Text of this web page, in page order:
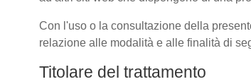
Con l'uso o la consultazione della
relazione alle modalità e alle finalità di
Titolare del trattamento